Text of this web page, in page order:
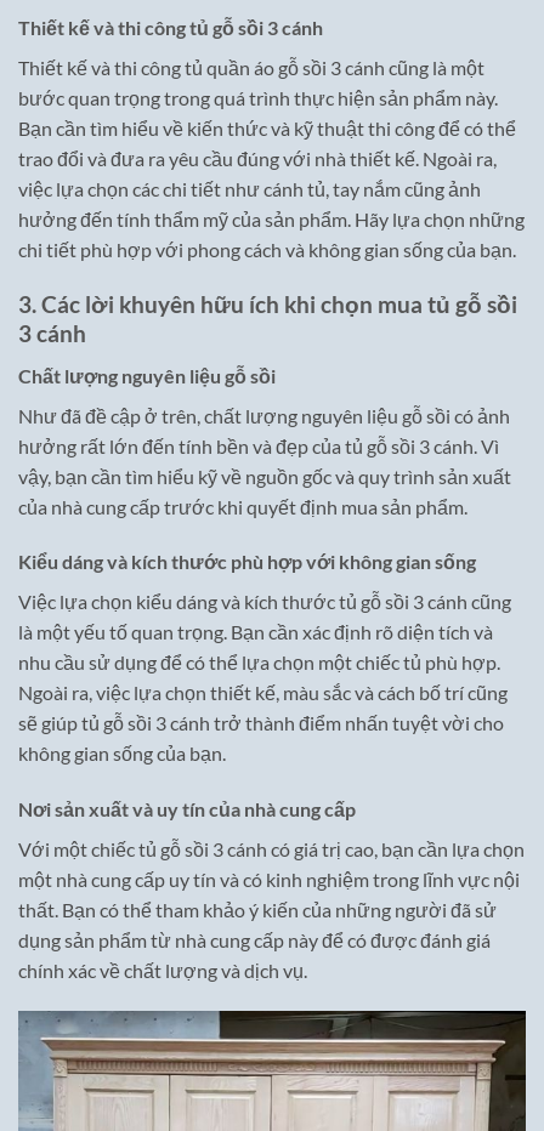
Thiết kế và thi công tủ gỗ sồi 3 cánh
Thiết kế và thi công tủ quần áo gỗ sồi 3 cánh cũng là một
bước quan trọng trong quá trình thực hiện sản phẩm này.
Bạn cần tìm hiểu về kiến thức và kỹ thuật thi công để có thể
trao đổi và đưa ra yêu cầu đúng với nhà thiết kế. Ngoài ra,
việc lựa chọn các chi tiết như cánh tủ, tay nắm cũng ảnh
hưởng đến tính thẩm mỹ của sản phẩm. Hãy lựa chọn những
chi tiết phù hợp với phong cách và không gian sống của bạn.
3. Các lời khuyên hữu ích khi chọn mua tủ gỗ sồi
3 cánh
Chất lượng nguyên liệu gỗ sồi
Như đã đề cập ở trên, chất lượng nguyên liệu gỗ sồi có ảnh
hưởng rất lớn đến tính bền và đẹp của tủ gỗ sồi 3 cánh. Vì
vậy, bạn cần tìm hiểu kỹ về nguồn gốc và quy trình sản xuất
của nhà cung cấp trước khi quyết định mua sản phẩm.
Kiểu dáng và kích thước phù hợp với không gian sống
Việc lựa chọn kiểu dáng và kích thước tủ gỗ sồi 3 cánh cũng
là một yếu tố quan trọng. Bạn cần xác định rõ diện tích và
nhu cầu sử dụng để có thể lựa chọn một chiếc tủ phù hợp.
Ngoài ra, việc lựa chọn thiết kế, màu sắc và cách bố trí cũng
sẽ giúp tủ gỗ sồi 3 cánh trở thành điểm nhấn tuyệt vời cho
không gian sống của bạn.
Nơi sản xuất và uy tín của nhà cung cấp
Với một chiếc tủ gỗ sồi 3 cánh có giá trị cao, bạn cần lựa chọn
một nhà cung cấp uy tín và có kinh nghiệm trong lĩnh vực nội
thất. Bạn có thể tham khảo ý kiến của những người đã sử
dụng sản phẩm từ nhà cung cấp này để có được đánh giá
chính xác về chất lượng và dịch vụ.